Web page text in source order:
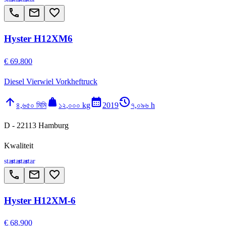
call email favorite_border
Hyster H12XM6
€ 69.800
Diesel Vierwiel Vorkheftruck
arrow_upward ৪,৬৫০ মিমিweight ১২,০০০ kgcalendar_month2019history_2৭,০৯৬ h
D - 22113 Hamburg
Kwaliteit
starstarstarstar
call email favorite_border
Hyster H12XM-6
€ 68.900